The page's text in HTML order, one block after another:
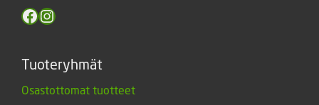
Facebook
Instagram
Tuoteryhmät
Osastottomat tuotteet